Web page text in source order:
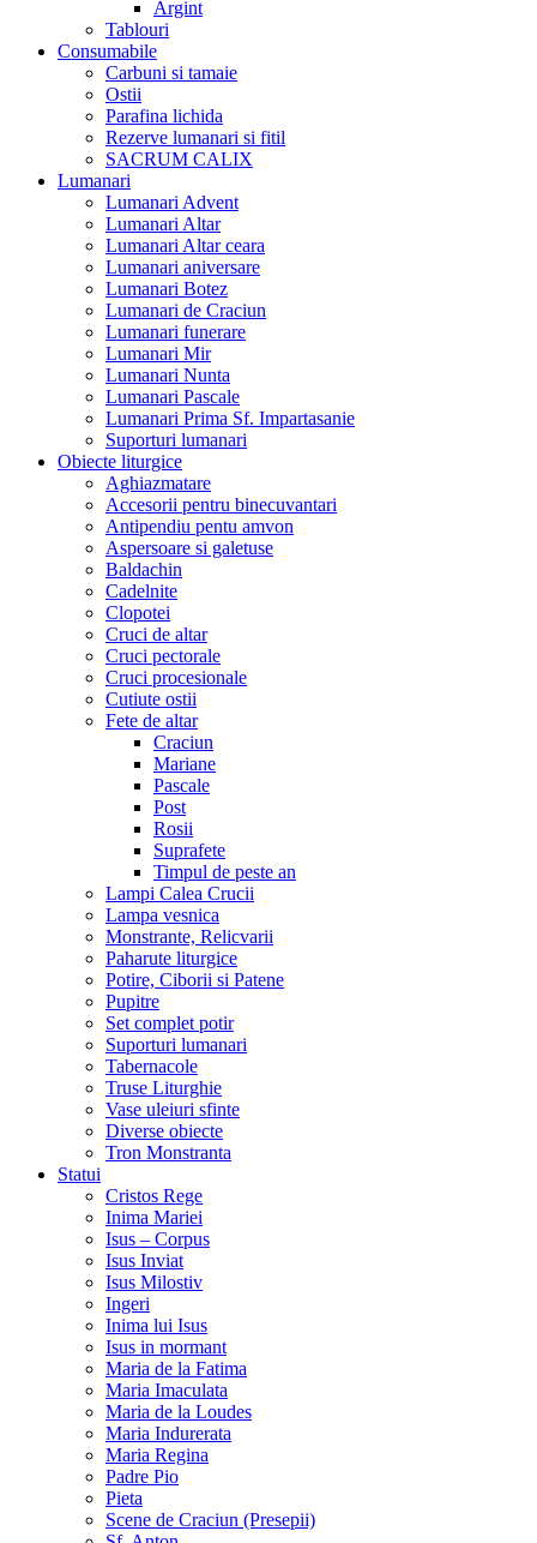
Argint
Tablouri
Consumabile
Carbuni si tamaie
Ostii
Parafina lichida
Rezerve lumanari si fitil
SACRUM CALIX
Lumanari
Lumanari Advent
Lumanari Altar
Lumanari Altar ceara
Lumanari aniversare
Lumanari Botez
Lumanari de Craciun
Lumanari funerare
Lumanari Mir
Lumanari Nunta
Lumanari Pascale
Lumanari Prima Sf. Impartasanie
Suporturi lumanari
Obiecte liturgice
Aghiazmatare
Accesorii pentru binecuvantari
Antipendiu pentu amvon
Aspersoare si galetuse
Baldachin
Cadelnite
Clopotei
Cruci de altar
Cruci pectorale
Cruci procesionale
Cutiute ostii
Fete de altar
Craciun
Mariane
Pascale
Post
Rosii
Suprafete
Timpul de peste an
Lampi Calea Crucii
Lampa vesnica
Monstrante, Relicvarii
Paharute liturgice
Potire, Ciborii si Patene
Pupitre
Set complet potir
Suporturi lumanari
Tabernacole
Truse Liturghie
Vase uleiuri sfinte
Diverse obiecte
Tron Monstranta
Statui
Cristos Rege
Inima Mariei
Isus – Corpus
Isus Inviat
Isus Milostiv
Ingeri
Inima lui Isus
Isus in mormant
Maria de la Fatima
Maria Imaculata
Maria de la Loudes
Maria Indurerata
Maria Regina
Padre Pio
Pieta
Scene de Craciun (Presepii)